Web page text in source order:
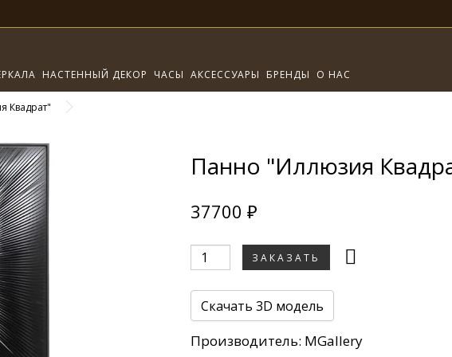
НАСТЕННЫЙ ДЕКОР ЧАСЫ АКСЕССУАРЫ БРЕНДЫ О НАС
Квадрат"
Панно "Иллюзия
37700 ₽
ЗАКАЗАТЬ
Скачать 3D модель
Производитель: MGallery